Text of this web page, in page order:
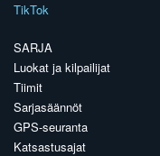
TikTok
SARJA
Luokat ja kilpailijat
Tiimit
Sarjasäännöt
GPS-seuranta
Katsastusajat